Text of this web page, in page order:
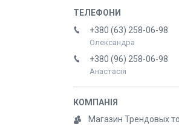
+380 (63) 258-06-98
Олександра
+380 (96) 258-06-98
Анастасія
Магазин Трендовых